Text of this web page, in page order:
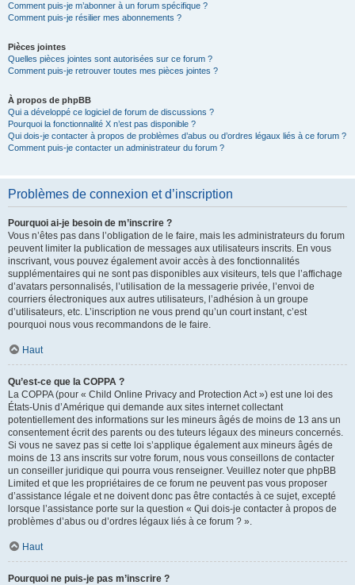
Comment puis-je m’abonner à un forum spécifique ?
Comment puis-je résilier mes abonnements ?
Pièces jointes
Quelles pièces jointes sont autorisées sur ce forum ?
Comment puis-je retrouver toutes mes pièces jointes ?
À propos de phpBB
Qui a développé ce logiciel de forum de discussions ?
Pourquoi la fonctionnalité X n’est pas disponible ?
Qui dois-je contacter à propos de problèmes d’abus ou d’ordres légaux liés à ce forum ?
Comment puis-je contacter un administrateur du forum ?
Problèmes de connexion et d’inscription
Pourquoi ai-je besoin de m’inscrire ?
Vous n’êtes pas dans l’obligation de le faire, mais les administrateurs du forum
peuvent limiter la publication de messages aux utilisateurs inscrits. En vous
inscrivant, vous pouvez également avoir accès à des fonctionnalités
supplémentaires qui ne sont pas disponibles aux visiteurs, tels que l’affichage
d’avatars personnalisés, l’utilisation de la messagerie privée, l’envoi de
courriers électroniques aux autres utilisateurs, l’adhésion à un groupe
d’utilisateurs, etc. L’inscription ne vous prend qu’un court instant, c’est
pourquoi nous vous recommandons de le faire.
Haut
Qu’est-ce que la COPPA ?
La COPPA (pour « Child Online Privacy and Protection Act ») est une loi des
États-Unis d’Amérique qui demande aux sites internet collectant
potentiellement des informations sur les mineurs âgés de moins de 13 ans un
consentement écrit des parents ou des tuteurs légaux des mineurs concernés.
Si vous ne savez pas si cette loi s’applique également aux mineurs âgés de
moins de 13 ans inscrits sur votre forum, nous vous conseillons de contacter
un conseiller juridique qui pourra vous renseigner. Veuillez noter que phpBB
Limited et que les propriétaires de ce forum ne peuvent pas vous proposer
d’assistance légale et ne doivent donc pas être contactés à ce sujet, excepté
lorsque l’assistance porte sur la question « Qui dois-je contacter à propos de
problèmes d’abus ou d’ordres légaux liés à ce forum ? ».
Haut
Pourquoi ne puis-je pas m’inscrire ?